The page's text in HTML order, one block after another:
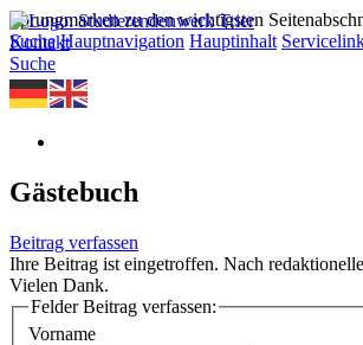
Sprungmarken zu den wichtigsten
Suche Hauptnavigation Hauptinhalt
Kontakt
Suche
Gästebuch
Beitrag verfassen
Ihre Beitrag ist eingetroffen. Nach
Vielen Dank.
Felder Beitrag verfassen:
Vorname